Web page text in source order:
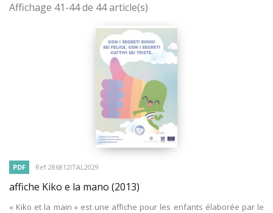
Affichage 41-44 de 44 article(s)
PDF Ref 286812ITAL2029
affiche Kiko e la mano (2013)
« Kiko et la main » est une affiche pour les enfants élaborée par le